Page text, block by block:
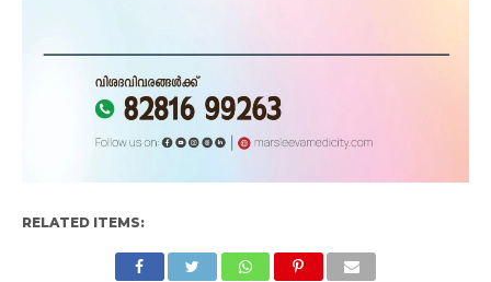
RELATED ITEMS: